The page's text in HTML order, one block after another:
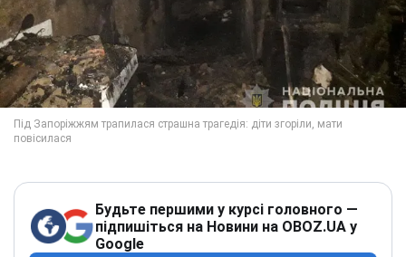
Будьте першими у курсі головного —
підпишіться на Новини на OBOZ.UA у
Google